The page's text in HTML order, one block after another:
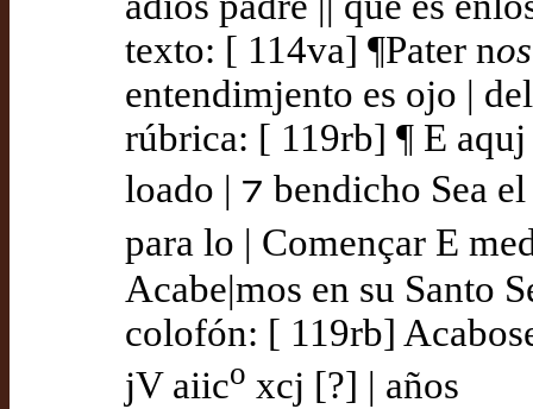
texto: [ 114va] ¶Pater n
entendimjento es ojo |
rúbrica: [ 119rb] ¶ E aquj
loado | ⁊ bendicho Sea
para lo | Començar E
Acabe|mos en su Santo
colofón: [ 119rb]
jV aiico xcj [?] | años